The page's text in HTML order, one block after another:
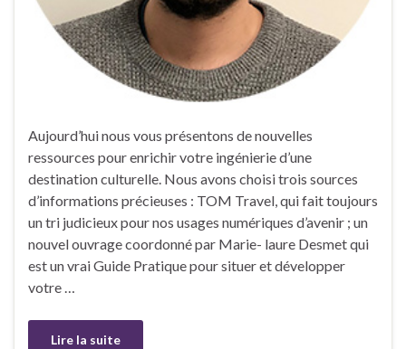
Aujourd’hui nous vous présentons de nouvelles
ressources pour enrichir votre ingénierie d’une
destination culturelle. Nous avons choisi trois sources
d’informations précieuses : TOM Travel, qui fait toujours
un tri judicieux pour nos usages numériques d’avenir ; un
nouvel ouvrage coordonné par Marie- laure Desmet qui
est un vrai Guide Pratique pour situer et développer
votre …
Lire la suite